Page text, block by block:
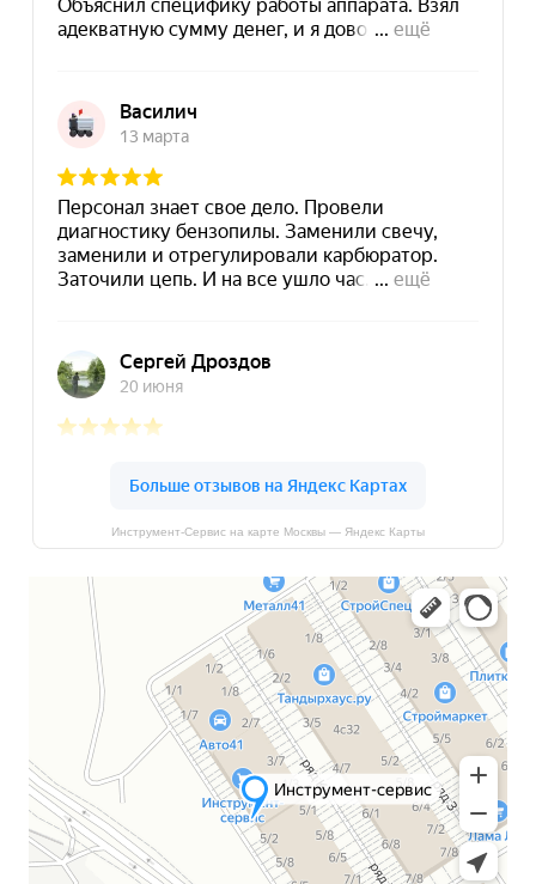
Инструмент-Сервис на карте Москвы — Яндекс Карты